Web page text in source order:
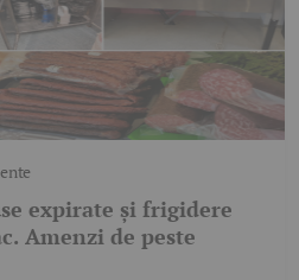
expirate și frigidere
Amenzi de peste